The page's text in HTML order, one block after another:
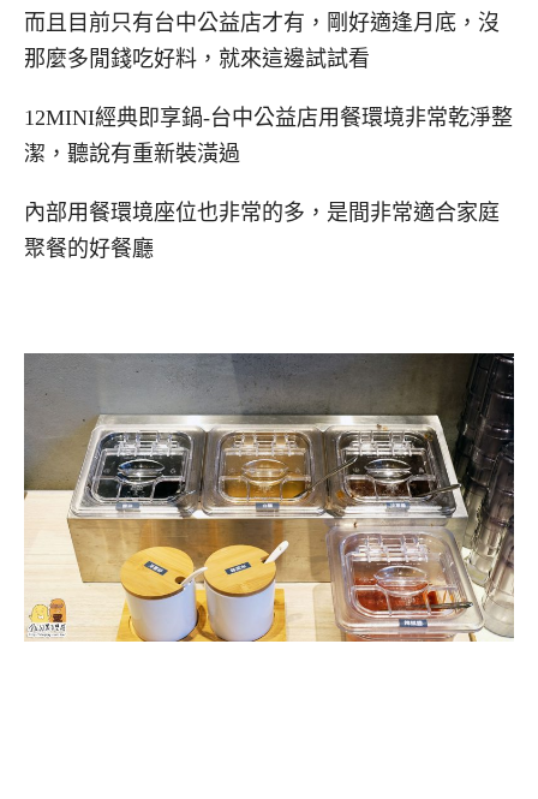
而且目前只有台中公益店才有，剛好適逢月底，沒
那麼多閒錢吃好料，就來這邊試試看
12MINI經典即享鍋-台中公益店用餐環境非常乾淨整
潔，聽說有重新裝潢過
內部用餐環境座位也非常的多，是間非常適合家庭
聚餐的好餐廳